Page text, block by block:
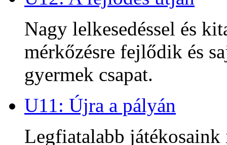
Nagy lelkesedéssel és
mérkőzésre fejlődik és
gyermek csapat.
U11: Újra a pályán
Legfiatalabb